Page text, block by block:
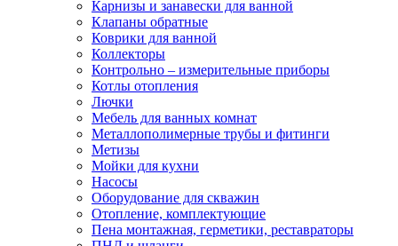
Карнизы и занавески для ванной
Клапаны обратные
Коврики для ванной
Коллекторы
Контрольно – измерительные приборы
Котлы отопления
Лючки
Мебель для ванных комнат
Металлополимерные трубы и фитинги
Метизы
Мойки для кухни
Насосы
Оборудование для скважин
Отопление, комплектующие
Пена монтажная, герметики, реставраторы